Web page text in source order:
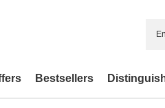
Bestsellers